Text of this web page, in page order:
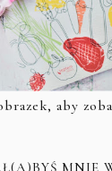
aby
MNIE